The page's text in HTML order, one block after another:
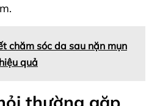
chăm sóc da sau nặn mụn
quả